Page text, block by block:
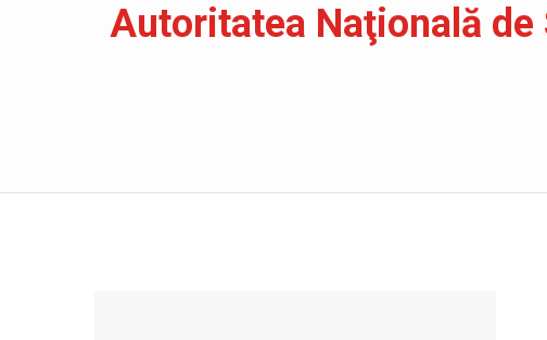
Autoritatea Naţională de